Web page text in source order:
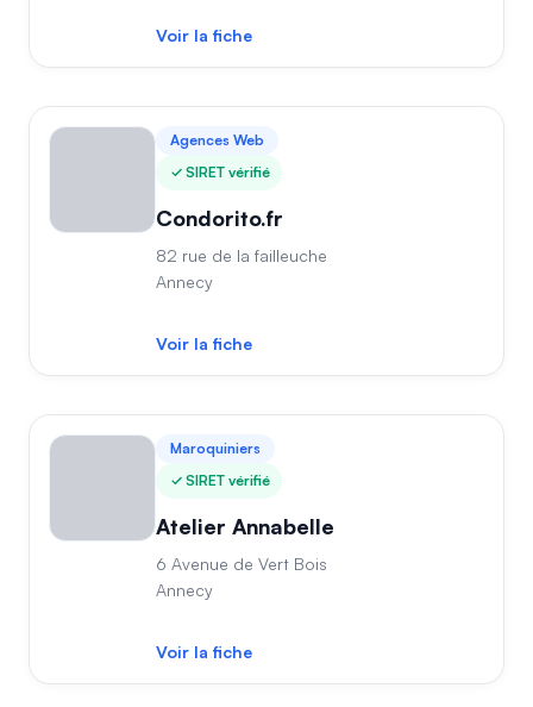
Voir la fiche
Agences Web
SIRET vérifié
Condorito.fr
82 rue de la failleuche
Annecy
Voir la fiche
Maroquiniers
SIRET vérifié
Atelier Annabelle
6 Avenue de Vert Bois
Annecy
Voir la fiche